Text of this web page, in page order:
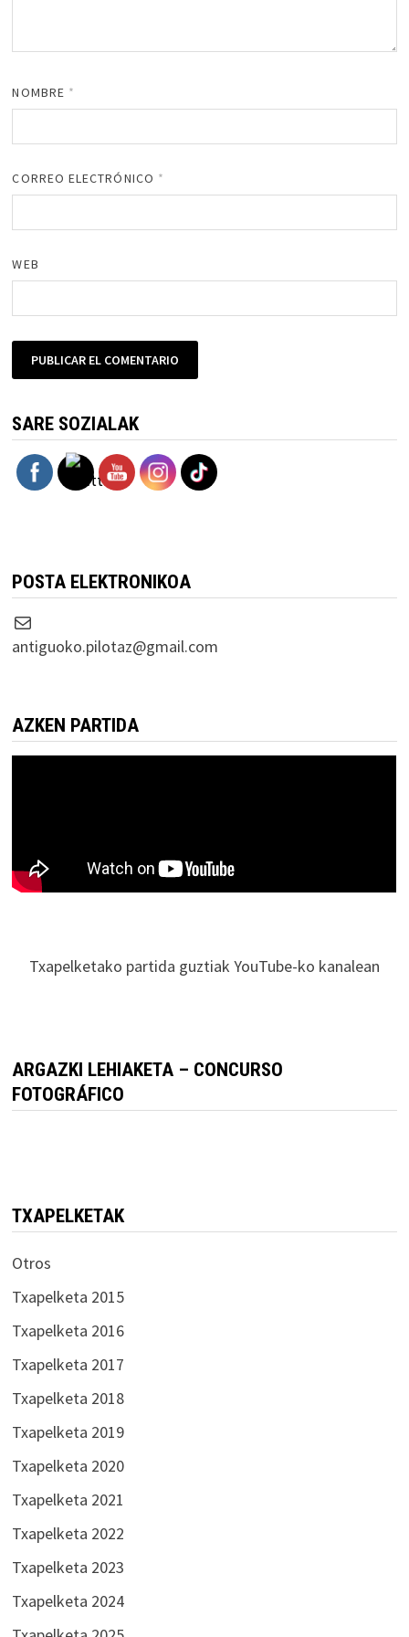
NOMBRE *
CORREO ELECTRÓNICO *
WEB
SARE SOZIALAK
POSTA ELEKTRONIKOA
Correo electrónico
antiguoko.pilotaz@gmail.com
AZKEN PARTIDA
Txapelketako partida guztiak YouTube-ko kanalean
ARGAZKI LEHIAKETA – CONCURSO
FOTOGRÁFICO
TXAPELKETAK
Otros
Txapelketa 2015
Txapelketa 2016
Txapelketa 2017
Txapelketa 2018
Txapelketa 2019
Txapelketa 2020
Txapelketa 2021
Txapelketa 2022
Txapelketa 2023
Txapelketa 2024